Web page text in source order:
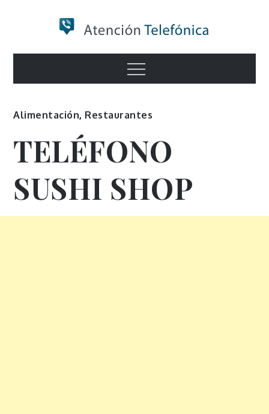
Numero de
Información
Menu
Alimentación, Restaurantes
TELÉFONO
SUSHI SHOP